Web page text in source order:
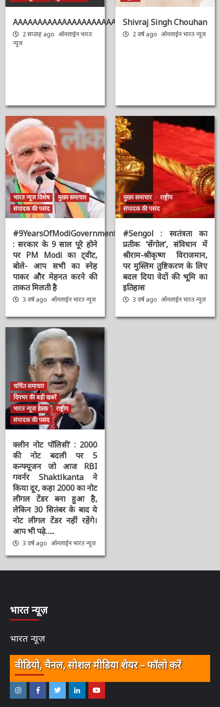
भारत न्यूज़ डेस्क मुख्य समाचार
AAAAAAAAAAAAAAAAAAAAAAAAAAAAAAAAA
उद्धरण
संपादक की पसंद
#9YearsOfModiGovernment
: सरकार के 9 साल पूरे होने
पर PM Modi का ट्वीट,
बोले- आप सभी का स्नेह
पाकर और मेहनत करने की
ताकत मिलती है
3 वर्ष ago ऑनलाईन भारत
संपादक की पसंद
#Sengol : स्वतंत्रता का
प्रतीक ‘सेंगोल’, संविधान में
श्रीराम-श्रीकृष्ण विराजमान,
पर मुस्लिम तुष्टिकरण के
लिए बदल दिया वेदों की भूमि
का इतिहास
चर्चित समाचार
दिनभर की बड़ी खबरें
संपादक की पसंद
क्लीन नोट पॉलिसी’ : 2000
की नोट बदली पर 5
कन्फ्यूजन जो आज RBI
गवर्नर Shaktikanta ने
किया दूर, कहा 2000 का
नोट लीगल टेंडर बना हुआ है,
लेकिन 30 सितंबर के बाद ये
नोट लीगल टेंडर नहीं रहेंगे।
आप भी पढ़े…..
3 वर्ष ago ऑनलाईन भारत
भारत न्यूज़
भारत न्यूज़
वीडियो, चैनल, सोशल मीडिया शेयर – फॉलो करें